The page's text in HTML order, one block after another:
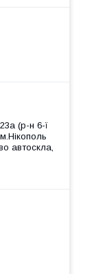
(р-н 6-ї
автоскла,